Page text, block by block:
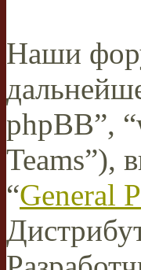
Наши
phpBB”,
Teams”),
“General